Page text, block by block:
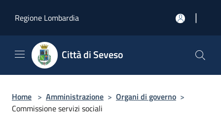
Regione Lombardia
|
Città di Seveso
Home > Amministrazione > Organi di governo >
Commissione servizi sociali